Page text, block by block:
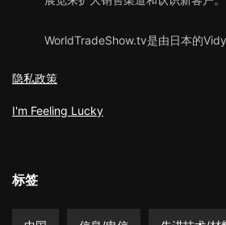
WorldTradeShow.tv是由日本的
隐私政策
I'm Feeling Lucky
标签